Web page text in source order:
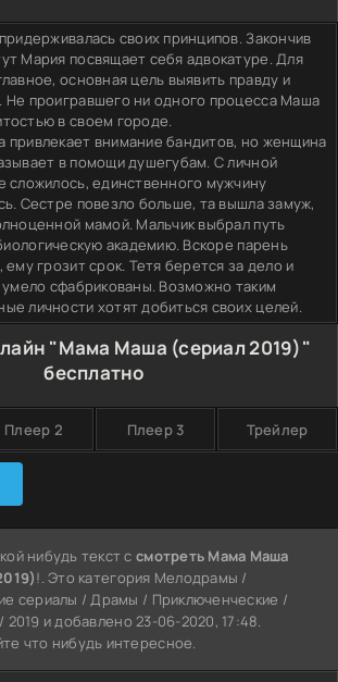
своих принципов. Закончив
Мария посвящает себя адвокатуре. Для
основная цель выявить правду и
Не проигравшего ни одного процесса Маша
в своем городе.
привлекает внимание бандитов, но женщина
в помощи душегубам. С личной
сложилось, единственного мужчину
Сестре повезло больше, та вышла замуж,
мамой. Мальчик выбрал путь
академию. Вскоре парень
грозит срок. Тетя берется за дело и
умело сфабрикованы. Возможно таким
личности хотят добиться своих целей.
"Мама Маша (сериал 2019)"
бесплатно
Плеер 2 Плеер 3 Трейлер
нибудь текст ссмотреть Мама Маша
!. Это категория Мелодрамы /
сериалы / Драмы / Приключенческие /
и добавлено 23-06-2020, 17:48.
что нибудь интересное.